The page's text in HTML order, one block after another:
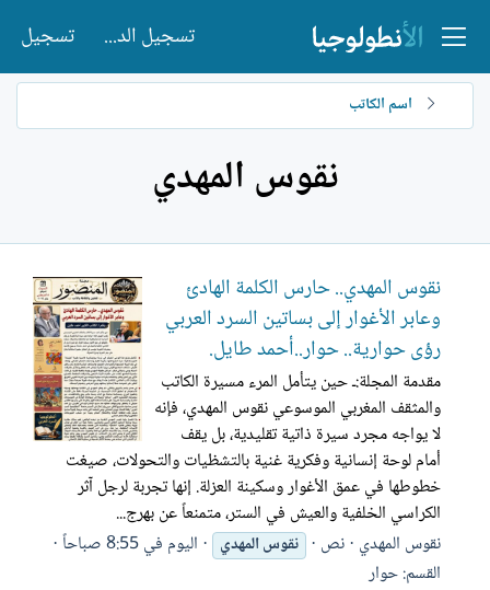
تسجيل الدخول تسجيل
اسم الكاتب
نقوس المهدي
نقوس المهدي.. حارس الكلمة الهادئ
وعابر الأغوار إلى بساتين السرد العربي
رؤى حوارية.. حوار..أحمد طايل.
مقدمة المجلة:ـ حين يتأمل المرء مسيرة الكاتب
والمثقف المغربي الموسوعي نقوس المهدي، فإنه
لا يواجه مجرد سيرة ذاتية تقليدية، بل يقف
أمام لوحة إنسانية وفكرية غنية بالتشظيات والتحولات، صيغت
خطوطها في عمق الأغوار وسكينة العزلة. إنها تجربة لرجل آثر
الكراسي الخلفية والعيش في الستر، متمنعاً عن بهرج...
نقوس المهدي نص نقوسالمهدي
اليوم في 8:55 صباحاً
القسم:حوار